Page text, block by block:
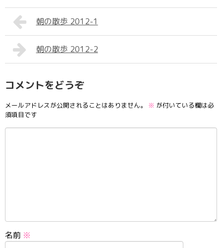
朝の散歩 2012-1
朝の散歩 2012-2
コメントをどうぞ
メールアドレスが公開されることはありません。 ※ が付いている欄は必
須項目です
名前 ※